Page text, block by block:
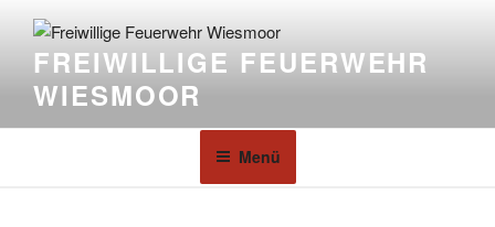
FREIWILLIGE FEUERWEHR
WIESMOOR
Menü